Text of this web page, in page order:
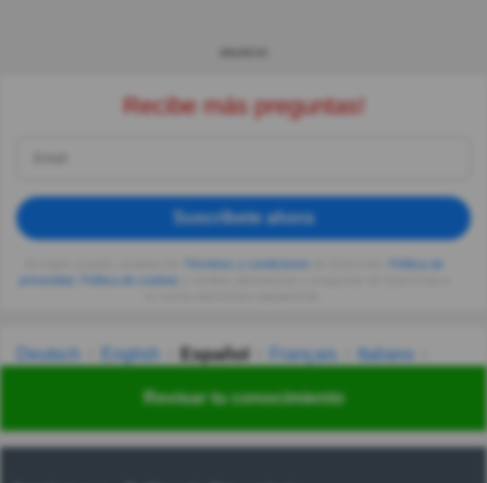
Revisar tu conocimiento
Recibe más preguntas!
Suscríbete ahora
Deutsch English Español Français
Italiano
Українська हिन्दी 한국어 汉语